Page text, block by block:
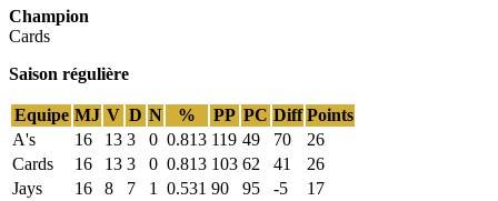
Champion
Cards
Saison régulière
Equipe MJ V D N % PP PC Diff Points
A's
16 13 3 0 0.813 119 49 70
26
Cards
16 13 3 0 0.813 103 62 41
26
Jays
16 8 7 1 0.531 90 95 -5
17